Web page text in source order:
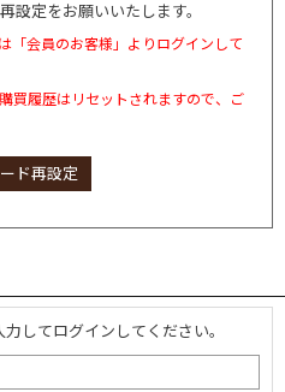
設定をお願いいたします。
「会員のお客様」よりログインして
買履歴はリセットされますので、ご
ド再設定
してログインしてください。